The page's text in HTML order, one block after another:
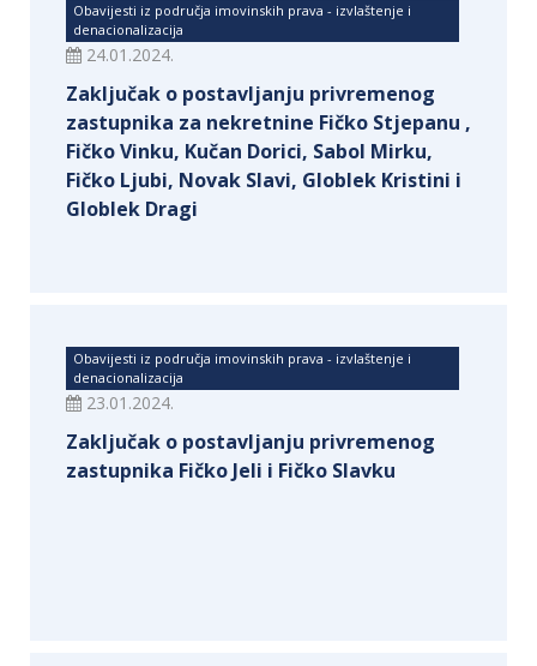
Obavijesti iz područja imovinskih prava - izvlaštenje i
denacionalizacija
24.01.2024.
Zaključak o postavljanju privremenog
zastupnika za nekretnine Fičko Stjepanu ,
Fičko Vinku, Kučan Dorici, Sabol Mirku,
Fičko Ljubi, Novak Slavi, Globlek Kristini i
Globlek Dragi
Obavijesti iz područja imovinskih prava - izvlaštenje i
denacionalizacija
23.01.2024.
Zaključak o postavljanju privremenog
zastupnika Fičko Jeli i Fičko Slavku